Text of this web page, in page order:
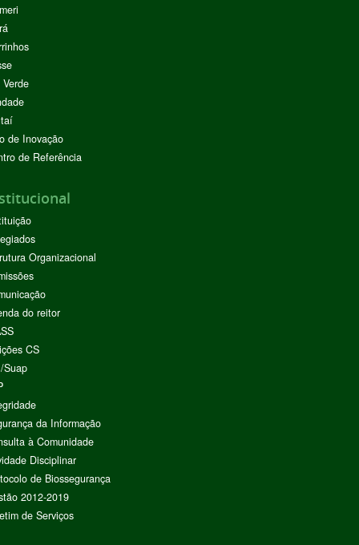
de Inovação
de Referência
Organizacional
do reitor
CS
Suap
da Informação
à Comunidade
Disciplinar
de Biossegurança
2012-2019
de Serviços